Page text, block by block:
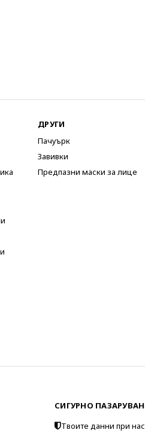
ДРУГИ
Пачуърк
Завивки
Предпазни маски за лице
СИГУРНО
Твоите данни при